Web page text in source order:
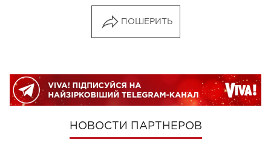
ПОШЕРИТЬ
НОВОСТИ ПАРТНЕРОВ